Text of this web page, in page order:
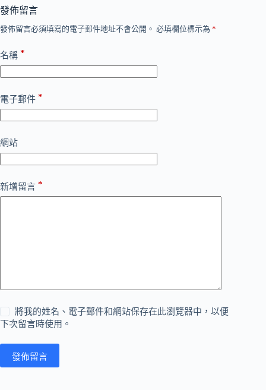
發佈留言
發佈留言必須填寫的電子郵件地址不會公開。 必填欄位標示為 *
名稱 *
電子郵件 *
網站
新增留言 *
將我的姓名、電子郵件和網站保存在此瀏覽器中，以便
下次留言時使用。
發佈留言